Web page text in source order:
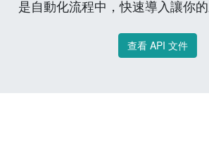
是自動化流程中，快速導入讓你的
查看 API 文件